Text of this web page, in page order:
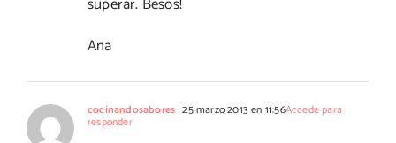
Ana
cocinandosabores 25 marzo 2013 en 11:56Accede para
responder